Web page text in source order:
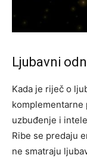
Ljubavni
Kada je riječ o
komplementarne
uzbuđenje i
Ribe se predaju
ne smatraju